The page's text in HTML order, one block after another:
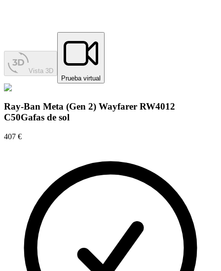
Vista 3D
Prueba virtual
Ray-Ban Meta (Gen 2) Wayfarer RW4012
C50Gafas de sol
407 €